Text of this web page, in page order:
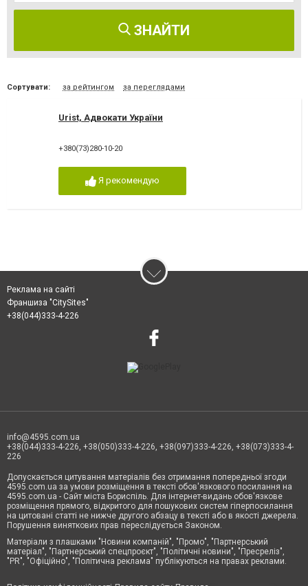
ЗНАЙТИ
Сортувати: за рейтингом за переглядами
Urist, Адвокати України
+380(73)280-10-20
Я рекомендую
Реклама на сайті
Франшиза "CitySites"
+38(044)333-4-226
info@4595.com.ua
+38(044)333-4-226, +38(050)333-4-226, +38(097)333-4-226, +38(073)333-4-
226
Допускається цитування матеріалів без отримання попередньої згоди
4595.com.ua за умови розміщення в тексті обов'язкового посилання на
4595.com.ua - Сайт міста Бориспіль. Для інтернет-видань обов'язкове
розміщення прямого, відкритого для пошукових систем гіперпосилання
на цитовані статті не нижче другого абзацу в тексті або в якості джерела.
Порушення виняткових прав переслідується Законом.
Матеріали з плашками "Новини компаній", "Промо", "Партнерський
матеріал", "Партнерський спецпроєкт", "Політичні новини", "Пресреліз",
"PR", "Офіційно", "Політична реклама" публікуються на правах реклами.